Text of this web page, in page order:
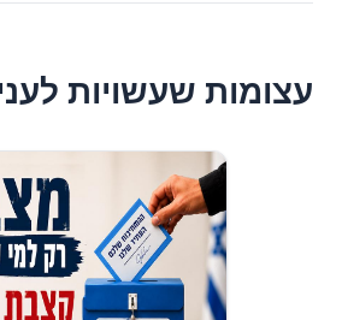
עצומות שעשויות